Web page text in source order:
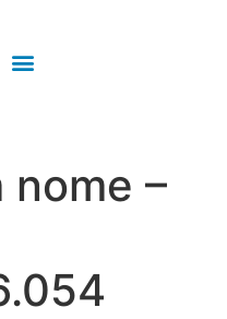
nome –